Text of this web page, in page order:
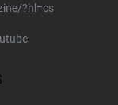
?hl=cs